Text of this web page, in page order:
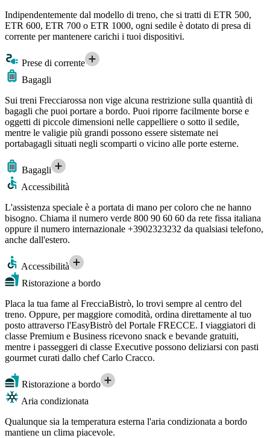
Indipendentemente dal modello di treno, che si tratti di ETR 500,
ETR 600, ETR 700 o ETR 1000, ogni sedile è dotato di presa di
corrente per mantenere carichi i tuoi dispositivi.
Prese di corrente
Bagagli
Sui treni Frecciarossa non vige alcuna restrizione sulla quantità di
bagagli che puoi portare a bordo. Puoi riporre facilmente borse e
oggetti di piccole dimensioni nelle cappelliere o sotto il sedile,
mentre le valigie più grandi possono essere sistemate nei
portabagagli situati negli scomparti o vicino alle porte esterne.
Bagagli
Accessibilità
L'assistenza speciale è a portata di mano per coloro che ne hanno
bisogno. Chiama il numero verde 800 90 60 60 da rete fissa italiana
oppure il numero internazionale +3902323232 da qualsiasi telefono,
anche dall'estero.
Accessibilità
Ristorazione a bordo
Placa la tua fame al FrecciaBistrò, lo trovi sempre al centro del
treno. Oppure, per maggiore comodità, ordina direttamente al tuo
posto attraverso l'EasyBistrò del Portale FRECCE. I viaggiatori di
classe Premium e Business ricevono snack e bevande gratuiti,
mentre i passeggeri di classe Executive possono deliziarsi con pasti
gourmet curati dallo chef Carlo Cracco.
Ristorazione a bordo
Aria condizionata
Qualunque sia la temperatura esterna l'aria condizionata a bordo
mantiene un clima piacevole.